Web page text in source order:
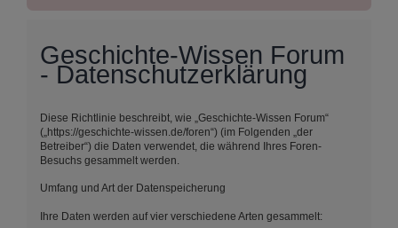
Geschichte-Wissen Forum
- Datenschutzerklärung
Diese Richtlinie beschreibt, wie „Geschichte-Wissen Forum“
(„https://geschichte-wissen.de/foren“) (im Folgenden „der
Betreiber“) die Daten verwendet, die während Ihres Foren-
Besuchs gesammelt werden.
Umfang und Art der Datenspeicherung
Ihre Daten werden auf vier verschiedene Arten gesammelt: